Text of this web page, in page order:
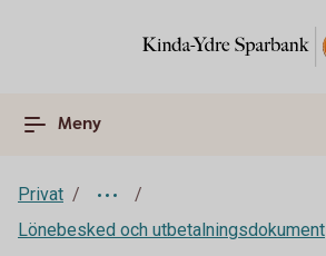
Meny
Privat
Lönebesked och utbetalningsdokument